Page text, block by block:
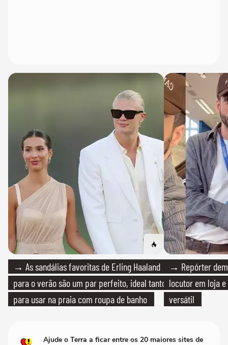
→ As sandálias favoritas de Erling Haaland
para o verão são um par perfeito, ideal tanto
para usar na praia com roupa de banho
→ Repórter
locutor em loja
versátil
Ajude o Terra a ficar entre os 20 maiores sites de